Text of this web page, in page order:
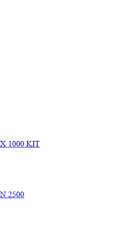
1000 KIT
2500